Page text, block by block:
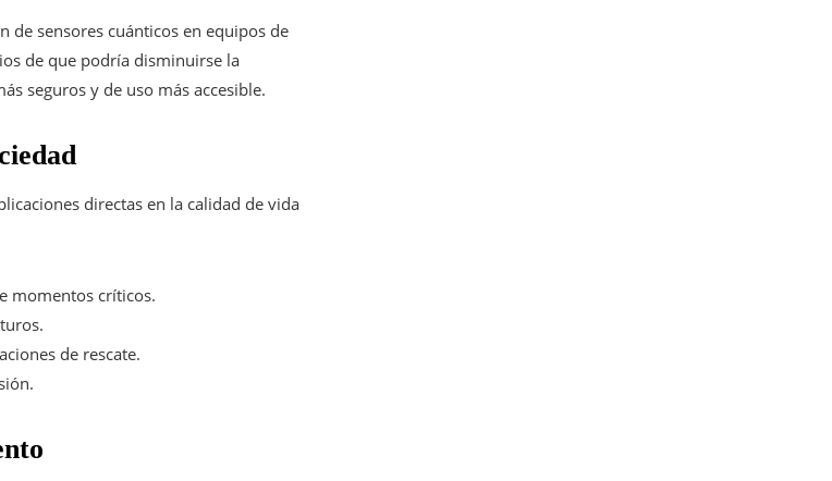
de sensores cuánticos en equipos de
de que podría disminuirse la
seguros y de uso más accesible.
directas en la calidad de vida
momentos críticos.
de rescate.